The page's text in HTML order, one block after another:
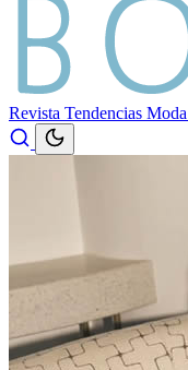
Revista Tendencias Moda